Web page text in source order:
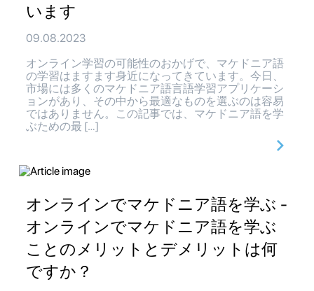
います
09.08.2023
オンライン学習の可能性のおかげで、マケドニア語
の学習はますます身近になってきています。今日、
市場には多くのマケドニア語言語学習アプリケーシ
ョンがあり、その中から最適なものを選ぶのは容易
ではありません。この記事では、マケドニア語を学
ぶための最 […]
オンラインでマケドニア語を学ぶ -
オンラインでマケドニア語を学ぶ
ことのメリットとデメリットは何
ですか？